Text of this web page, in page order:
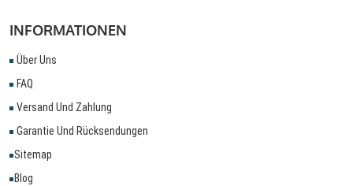
INFORMATIONEN
Über Uns
FAQ
Versand Und Zahlung
Garantie Und Rücksendungen
Sitemap
Blog